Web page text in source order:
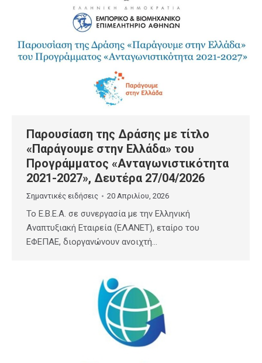
Παρουσίαση της Δράσης με τίτλο
«Παράγουμε στην Ελλάδα» του
Προγράμματος «Ανταγωνιστικότητα
2021-2027», Δευτέρα 27/04/2026
Σημαντικές ειδήσεις 20 Απριλίου, 2026
Το E.B.E.A. σε συνεργασία με την Ελληνική
Αναπτυξιακή Εταιρεία (ΕΛΑΝΕΤ), εταίρο του
ΕΦΕΠΑΕ, διοργανώνουν ανοιχτή…